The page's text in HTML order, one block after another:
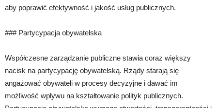
aby poprawić efektywność i jakość usług publicznych.
### Partycypacja obywatelska
Współczesne zarządzanie publiczne stawia coraz większy
nacisk na partycypację obywatelską. Rządy starają się
angażować obywateli w procesy decyzyjne i dawać im
możliwość wpływu na kształtowanie polityk publicznych.